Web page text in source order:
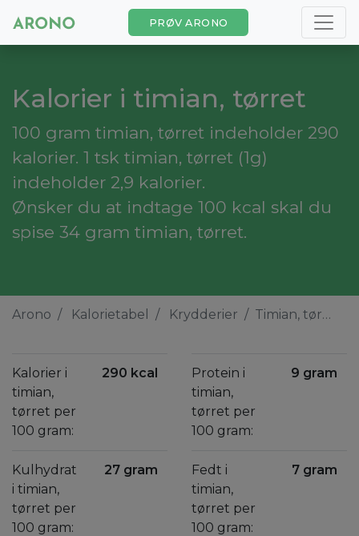
PRØV ARONO
Kalorier i timian, tørret
100 gram timian, tørret indeholder 290
kalorier. 1 tsk timian, tørret (1g)
indeholder 2,9 kalorier.
Ønsker du at indtage 100 kcal skal du
spise 34 gram timian, tørret.
Arono Kalorietabel Krydderier Timian, tørret
Kalorier i
timian,
tørret per
100 gram:
290 kcal
Kulhydrat
i timian,
tørret per
100 gram:
27 gram
Protein i
timian,
tørret per
100 gram:
9 gram
Fedt i
timian,
tørret per
100 gram:
7 gram